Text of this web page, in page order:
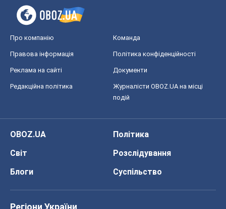
Про компанію Команда
Правова інформація Політика конфіденційності
Реклама на сайті Документи
Редакційна політика
Журналісти OBOZ.UA на місці
подій
OBOZ.UA
Політика
Світ
Розслідування
Блоги
Суспільство